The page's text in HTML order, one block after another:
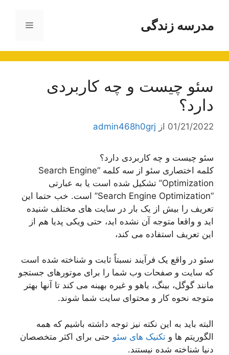
محتوامدرسه زندگی فهرست
سئو چیست و چه کاربردی
دارد؟
01/21/2022 از admin468h0grj
سئو چیست و چه کاربردی دارد؟
کلمه اختصاری سئو از سه کلمه “Search Engine
Optimization” تشکیل شده است یا به عبارتی
“Search Engine Optimization” است. خب حتما این
تعریف را بیش از یک بار در سایت های مختلف شنیده
اید و واقعا متوجه آن نشده اید، حتی ویکی پدیا هم از
این تعریف استفاده می کند،
سئو در واقع یک فرآیند نسبتاً ثابت و شناخته شده است
که سایت و صفحات وب شما را برای موتورهای جستجو
مانند گوگل، بینگ، یاهو و غیره بهینه می کند تا آنها بهتر
متوجه نحوه کار و محتوای سایت شما شوند.
البته باید به این نکته نیز توجه داشته باشیم که همه
الگوریتم ها و تکنیک های سئو حتی برای اکثر متخصصان
دنیا شناخته شده نیستند.